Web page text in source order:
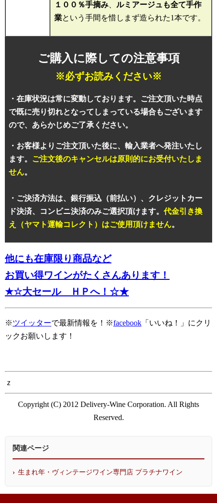
１００％手摘み
ルミアージュも全て手作
業という手間を惜しまず造られた1本です。
ご購入に際しての注意事項
※必ずお読みください※
・在庫状況は常に変動しております。ご注文頂いた時点
で既に売り切れとなってしまっている場合もございます
ので、あらかじめご了承ください。
・お客様よりご注文頂いた後に、輸入業者へ発注いたし
ます。
ご注文後のキャンセルは原則的にお受付いたしま
せん。
・ご決済方法は、銀行振込（前払い）、クレジットカー
ド決済、コンビニ決済のみご選択頂けます。 代金引き換
え（ヤマト運輸コレクト）はご使用頂けません。
他にも在庫限り商品など
お買い得ワインがたくさんあります！
★☆大セール ＨＰへ！☆★
※ツイッターで最新情報を！※facebook 「いいね！」にクリ
ックお願いします！
ｚ
Copyright (C) 2012 Delivery-Wine Corporation. All Rights
Reserved.
関連ページ
生まれ年・ヴィンテージワイン専門店 プラチナワイン